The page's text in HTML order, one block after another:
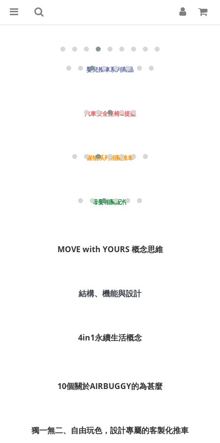
嬰兒推車系列商品
汽車安全座椅&提藍
寵物系列相關推車
母嬰相關配件
MOVE with YOURS 概念思維
結構、機能與設計
4in1永續生活概念
10個關於AIRBUGGY的為甚麼
獨一無二、自由玩色，設計專屬的客製化推車